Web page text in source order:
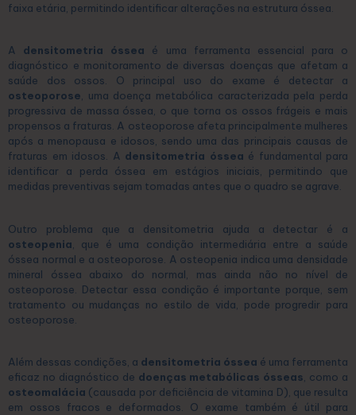
faixa etária, permitindo identificar alterações na estrutura óssea.
A densitometria óssea é uma ferramenta essencial para o
diagnóstico e monitoramento de diversas doenças que afetam a
saúde dos ossos. O principal uso do exame é detectar a
osteoporose, uma doença metabólica caracterizada pela perda
progressiva de massa óssea, o que torna os ossos frágeis e mais
propensos a fraturas. A osteoporose afeta principalmente mulheres
após a menopausa e idosos, sendo uma das principais causas de
fraturas em idosos. A densitometria óssea é fundamental para
identificar a perda óssea em estágios iniciais, permitindo que
medidas preventivas sejam tomadas antes que o quadro se agrave.
Outro problema que a densitometria ajuda a detectar é a
osteopenia , que é uma condição intermediária entre a saúde
óssea normal e a osteoporose. A osteopenia indica uma densidade
mineral óssea abaixo do normal, mas ainda não no nível de
osteoporose. Detectar essa condição é importante porque, sem
tratamento ou mudanças no estilo de vida, pode progredir para
osteoporose.
Além dessas condições, a densitometria óssea é uma ferramenta
eficaz no diagnóstico de doenças metabólicas ósseas , como a
osteomalácia (causada por deficiência de vitamina D), que resulta
em ossos fracos e deformados. O exame também é útil para